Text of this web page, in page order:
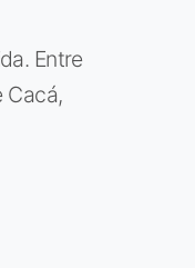
Entre
Cacá,